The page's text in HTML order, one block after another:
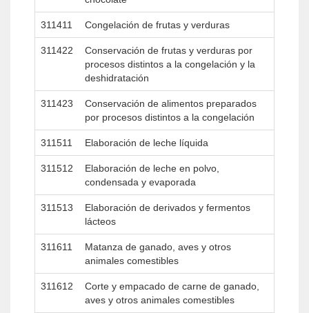
311411 Congelación de frutas y verduras
311422
Conservación de frutas y verduras por
procesos distintos a la congelación y la
deshidratación
311423
Conservación de alimentos preparados
por procesos distintos a la congelación
311511 Elaboración de leche líquida
311512
Elaboración de leche en polvo,
condensada y evaporada
311513
Elaboración de derivados y fermentos
lácteos
311611
Matanza de ganado, aves y otros
animales comestibles
311612
Corte y empacado de carne de ganado,
aves y otros animales comestibles